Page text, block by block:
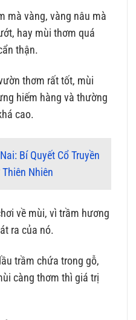
mà vàng, vàng nâu mà
hay mùi thơm quá
thận.
thơm rất tốt, mùi
hiếm hàng và thường
cao.
Bí Quyết Cổ Truyền
Nhiên
về mùi, vì trầm hương
ra của nó.
trầm chứa trong gỗ,
càng thơm thì giá trị